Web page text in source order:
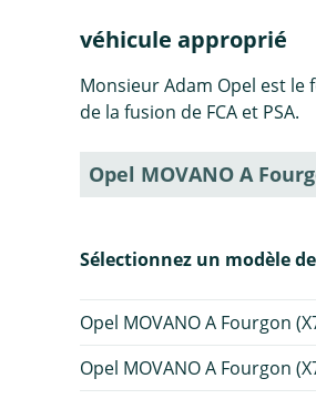
véhicule approprié
Monsieur Adam Opel est
de la fusion de FCA et PSA.
Opel MOVANO A
Sélectionnez un modèle
Opel MOVANO A Fourgon
Opel MOVANO A Fourgon